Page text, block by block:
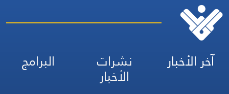
آخر الأخبار نشرات
الأخبار
البرامج